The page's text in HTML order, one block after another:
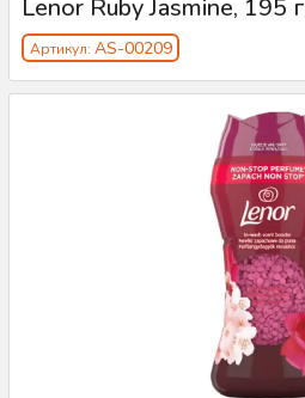
Lenor Ruby Jasmine, 195 г
Артикул: AS-00209